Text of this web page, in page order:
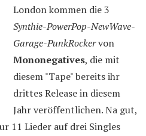
London kommen die 3
Synthie-PowerPop-NewWave-
Garage-PunkRockervon
Mononegatives, die mit
diesem "Tape" bereits ihr
drittes Release in diesem
Jahr veröffentlichen. Na gut,
11 Lieder auf drei Singles